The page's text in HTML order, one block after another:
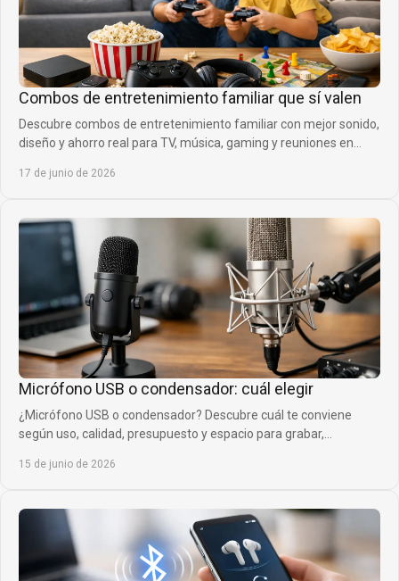
Combos de entretenimiento familiar que sí valen
Descubre combos de entretenimiento familiar con mejor sonido,
diseño y ahorro real para TV, música, gaming y reuniones en
17 de junio de 2026
Micrófono USB o condensador: cuál elegir
¿Micrófono USB o condensador? Descubre cuál te conviene
según uso, calidad, presupuesto y espacio para grabar,
15 de junio de 2026